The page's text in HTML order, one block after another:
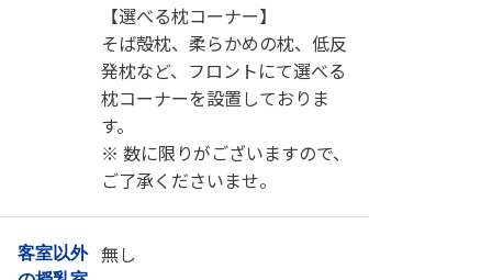
【選べる枕コーナー】
そば殻枕、柔らかめの枕、低反
発枕など、フロントにて選べる
枕コーナーを設置しておりま
す。
※ 数に限りがございますので、
ご了承くださいませ。
客室以外
無し